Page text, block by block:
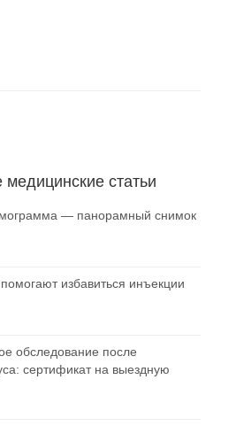
статьи
— панорамный снимок
избавиться инъекции
обследование после
сертификат на выездную